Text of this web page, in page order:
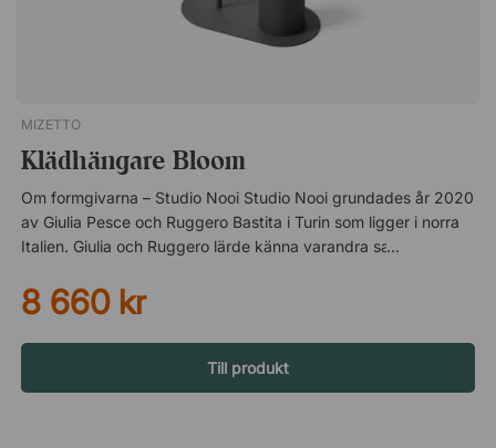
brännbart avfall. Vinnare av German Design Award 2019!
MIZETTO
Klädhängare Bloom
Om formgivarna – Studio Nooi Studio Nooi grundades år 2020
av Giulia Pesce och Ruggero Bastita i Turin som ligger i norra
Italien. Giulia och Ruggero lärde känna varandra samtidigt som
Danmark. Under sina utbildningar började deras samarbete
växa sig stark och sakta men säkert började de bygga upp
sin designapproach. Ur detta skapades varunärmesnamnet
Nooi, som härstammar från det italienska ordet ”noi” som
betyder ”oss”. Tanken är att design aldrig är en enskild
8 660 kr
Till produkt